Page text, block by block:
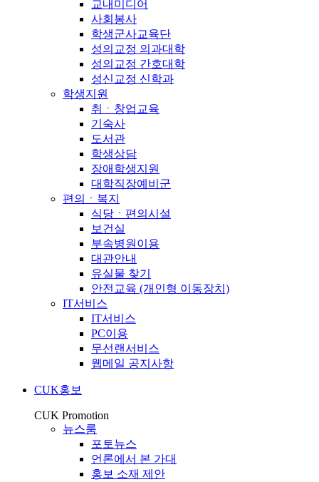
교내미디어
사회봉사
학생군사교육단
성의교정 의과대학
성의교정 간호대학
성신교정 신학과
학생지원
취ㆍ창업교육
기숙사
도서관
학생상담
장애학생지원
대학직장예비군
편의ㆍ복지
식당ㆍ편의시설
보건실
부속병원이용
대관안내
유실물 찾기
안전교육 (개인형 이동장치)
IT서비스
IT서비스
PC이용
무선랜서비스
웹메일 공지사항
CUK홍보
CUK Promotion
뉴스룸
포토뉴스
언론에서 본 가대
홍보 소재 제안